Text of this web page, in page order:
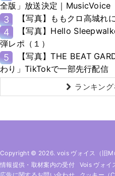
全版」放送決定｜MusicVoice
3 【写真】ももクロ高城れ
4
【写真】Hello
弾レポ（１）
5
【写真】THE BEAT
わり」TikTokで一部先行配信
ランキン
Copyright © 2026. vois ヴォイス（旧
情報提供・取材案内の受付
Vois ヴォイ